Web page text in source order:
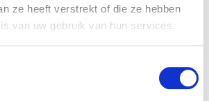
ze heeft verstrekt of die ze hebben
van uw gebruik van hun services.
In het algemeen kunnen we inschatten
dan de helft van het bedrijfsmatig
het produceert, verwerkt.
de traceerbaarheid te verzekeren
garanderen